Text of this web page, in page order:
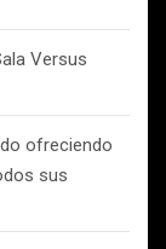
Versus
ofreciendo
sus